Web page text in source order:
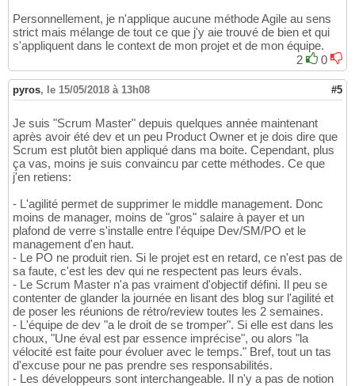
Personnellement, je n'applique aucune méthode Agile au sens
strict mais mélange de tout ce que j'y aie trouvé de bien et qui
s'appliquent dans le context de mon projet et de mon équipe.
2
0
pyros, le 15/05/2018 à 13h08 #5
Je suis "Scrum Master" depuis quelques année maintenant
après avoir été dev et un peu Product Owner et je dois dire que
Scrum est plutôt bien appliqué dans ma boite. Cependant, plus
ça vas, moins je suis convaincu par cette méthodes. Ce que
j'en retiens:
- L'agilité permet de supprimer le middle management. Donc
moins de manager, moins de "gros" salaire à payer et un
plafond de verre s'installe entre l'équipe Dev/SM/PO et le
management d'en haut.
- Le PO ne produit rien. Si le projet est en retard, ce n'est pas de
sa faute, c'est les dev qui ne respectent pas leurs évals.
- Le Scrum Master n'a pas vraiment d'objectif défini. Il peu se
contenter de glander la journée en lisant des blog sur l'agilité et
de poser les réunions de rétro/review toutes les 2 semaines.
- L'équipe de dev "a le droit de se tromper". Si elle est dans les
choux, "Une éval est par essence imprécise", ou alors "la
vélocité est faite pour évoluer avec le temps." Bref, tout un tas
d'excuse pour ne pas prendre ses responsabilités.
- Les développeurs sont interchangeable. Il n'y a pas de notion